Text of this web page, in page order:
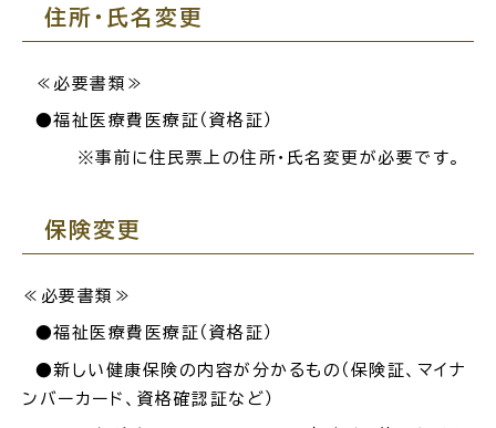
住所・氏名変更
≪必要書類≫
●福祉医療費医療証（資格証）
※事前に住民票上の住所・氏名変更が必要です。
保険変更
≪必要書類≫
●福祉医療費医療証（資格証）
●新しい健康保険の内容が分かるもの（保険証、マイナ
ンバーカード、資格確認証など）